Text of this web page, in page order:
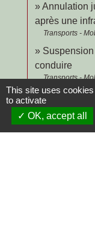
Annulation
après une
Transports -
conduire
Transports -
Transports -
This site uses
to activate
OK, accept all